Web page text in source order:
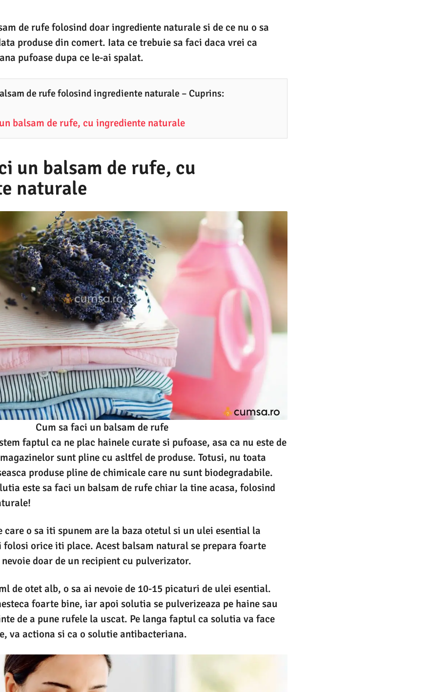
de rufe folosind doar ingrediente naturale si de ce nu o sa
produse din comert. Iata ce trebuie sa faci daca vrei ca
pufoase dupa ce le-ai spalat.
de rufe folosind ingrediente naturale – Cuprins:
balsam de rufe, cu ingrediente naturale
un balsam de rufe, cu
naturale
Cum sa faci un balsam de rufe
faptul ca ne plac hainele curate si pufoase, asa ca nu este de
sunt pline cu asltfel de produse. Totusi, nu toata
produse pline de chimicale care nu sunt biodegradabile.
este sa faci un balsam de rufe chiar la tine acasa, folosind
care o sa iti spunem are la baza otetul si un ulei esential la
folosi orice iti place. Acest balsam natural se prepara foarte
nevoie doar de un recipient cu pulverizator.
de otet alb, o sa ai nevoie de 10-15 picaturi de ulei esential.
foarte bine, iar apoi solutia se pulverizeaza pe haine sau
de a pune rufele la uscat. Pe langa faptul ca solutia va face
va actiona si ca o solutie antibacteriana.